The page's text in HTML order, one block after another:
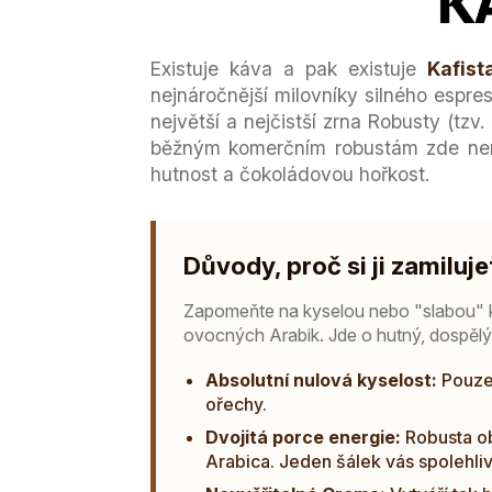
Existuje káva a pak existuje
nejnáročnější milovníky silného
největší a nejčistší zrna Robusty
běžným komerčním robustám zde
hutnost a čokoládovou hořkost.
Důvody, proč si ji
Zapomeňte na kyselou nebo "slabou"
ovocných Arabik. Jde o hutný,
Absolutní nulová kyselost:
ořechy.
Dvojitá porce energie: Robusta
Arabica. Jeden šálek vás